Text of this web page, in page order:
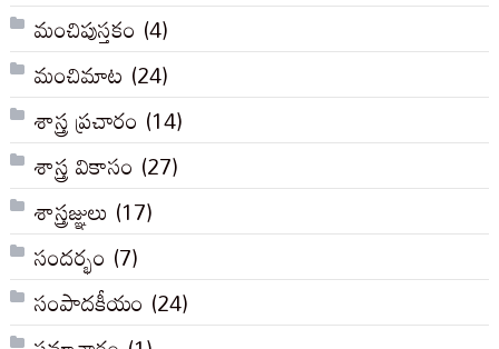
మంచిపుస్తకం (4)
మంచిమాట (24)
శాస్త్ర ప్రచారం (14)
శాస్త్ర వికాసం (27)
శాస్త్రజ్ఞులు (17)
సందర్భం (7)
సంపాదకీయం (24)